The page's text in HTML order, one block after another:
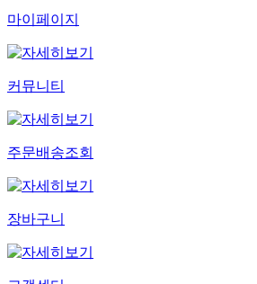
마이페이지
커뮤니티
주문배송조회
장바구니